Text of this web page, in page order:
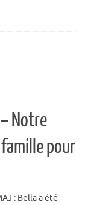
– Notre
pour
: Bella a été